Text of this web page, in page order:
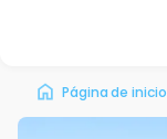
Página de inicio